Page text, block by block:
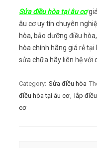
Sửa điều hòa tại âu cơ
âu cơ uy tín chuyên
hòa, bảo dưỡng điều
hòa chính hãng giá rẻ tại
sửa chữa hãy liên hệ với
Category: Sửa điều hòa
điều hòa tại âu cơ
lắp
cơ